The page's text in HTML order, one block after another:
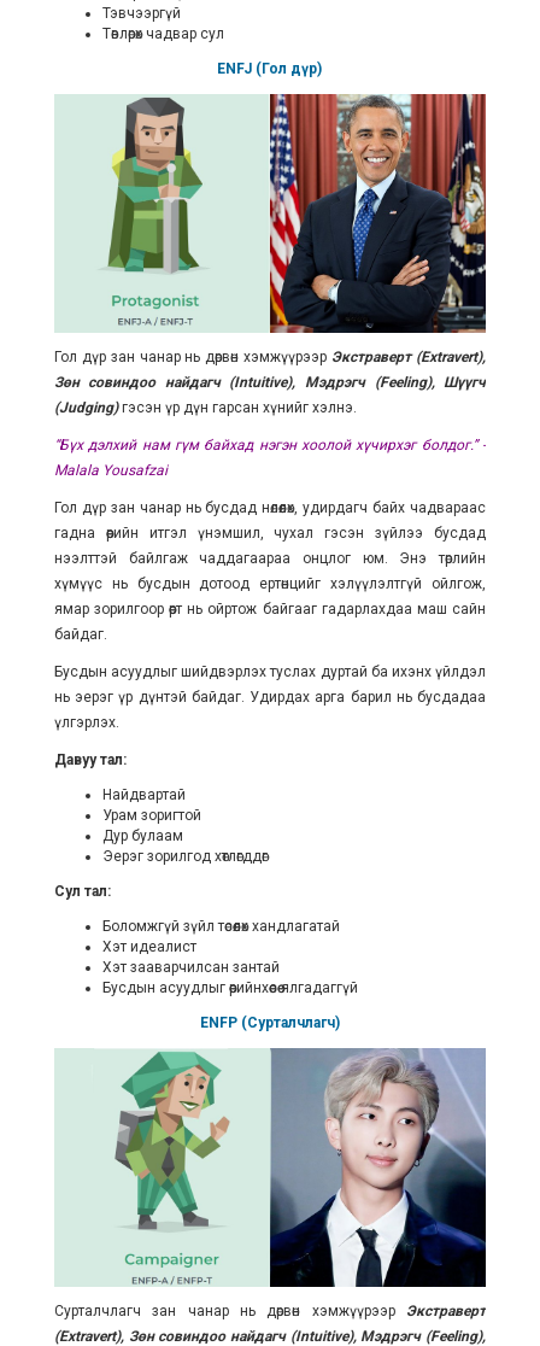
Тэвчээргүй
Төвлөрөх чадвар сул
ENFJ (Гол дүр)
Гол дүр зан чанар нь дөрвөн хэмжүүрээр Экстраверт (Extravert),
Зөн совиндоо найдагч (Intuitive), Мэдрэгч (Feeling), Шүүгч
(Judging)гэсэн үр дүн гарсан хүнийг хэлнэ.
“Бүх дэлхий нам гүм байхад нэгэн хоолой хүчирхэг болдог.” -
Malala Yousafzai
Гол дүр зан чанар нь бусдад нөлөөлөх, удирдагч байх чадвараас
гадна өөрийн итгэл үнэмшил, чухал гэсэн зүйлээ бусдад
нээлттэй байлгаж чаддагаараа онцлог юм. Энэ төрлийн
хүмүүс нь бусдын дотоод ертөнцийг хэлүүлэлтгүй ойлгож,
ямар зорилгоор өөрт нь ойртож байгааг гадарлахдаа маш сайн
байдаг.
Бусдын асуудлыг шийдвэрлэх туслах дуртай ба ихэнх үйлдэл
нь эерэг үр дүнтэй байдаг. Удирдах арга барил нь бусдадаа
үлгэрлэх.
Давуу тал:
Найдвартай
Урам зоригтой
Дур булаам
Эерэг зорилгод хөтлөгддөг
Сул тал:
Боломжгүй зүйл төсөөлөх хандлагатай
Хэт идеалист
Хэт зааварчилсан зантай
Бусдын асуудлыг өөрийнхөөсөө ялгадаггүй
ENFP (Сурталчлагч)
Сурталчлагч зан чанар нь дөрвөн хэмжүүрээр Экстраверт
(Extravert), Зөн совиндоо найдагч (Intuitive), Мэдрэгч (Feeling),